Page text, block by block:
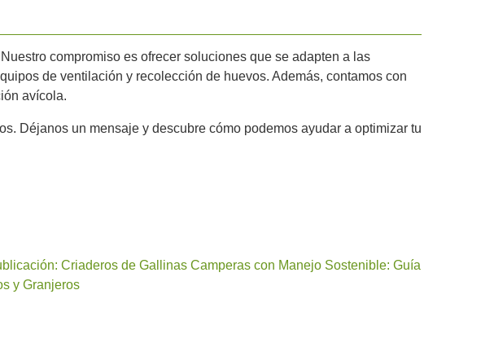
compromiso es ofrecer soluciones que se adapten a las
de ventilación y recolección de huevos. Además, contamos con
avícola.
Déjanos un mensaje y descubre cómo podemos ayudar a optimizar tu
Criaderos de Gallinas Camperas con Manejo Sostenible: Guía
y Granjeros